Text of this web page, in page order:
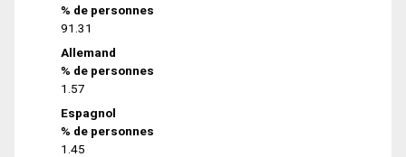
% de personnes
91.31
Allemand
% de personnes
1.57
Espagnol
% de personnes
1.45